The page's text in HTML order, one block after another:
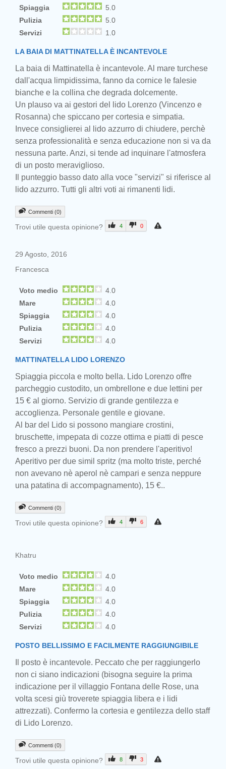
Spiaggia
5.0
Pulizia
5.0
Servizi
1.0
LA BAIA DI MATTINATELLA È INCANTEVOLE
La baia di Mattinatella è incantevole. Al mare turchese
dall'acqua limpidissima, fanno da cornice le falesie
bianche e la collina che degrada dolcemente.
Un plauso va ai gestori del lido Lorenzo (Vincenzo e
Rosanna) che spiccano per cortesia e simpatia.
Invece consiglierei al lido azzurro di chiudere, perchè
senza professionalità e senza educazione non si va da
nessuna parte. Anzi, si tende ad inquinare l'atmosfera
di un posto meraviglioso.
Il punteggio basso dato alla voce "servizi" si riferisce al
lido azzurro. Tutti gli altri voti ai rimanenti lidi.
Commenti (0)
Trovi utile questa opinione? 4 0
29 Agosto, 2016
Francesca
Voto medio
4.0
Mare
4.0
Spiaggia
4.0
Pulizia
4.0
Servizi
4.0
MATTINATELLA LIDO LORENZO
Spiaggia piccola e molto bella. Lido Lorenzo offre
parcheggio custodito, un ombrellone e due lettini per
15 € al giorno. Servizio di grande gentilezza e
accoglienza. Personale gentile e giovane.
Al bar del Lido si possono mangiare crostini,
bruschette, impepata di cozze ottima e piatti di pesce
fresco a prezzi buoni. Da non prendere l'aperitivo!
Aperitivo per due simil spritz (ma molto triste, perché
non avevano nè aperol nè campari e senza neppure
una patatina di accompagnamento), 15 €..
Commenti (0)
Trovi utile questa opinione? 4 6
Khatru
Voto medio
4.0
Mare
4.0
Spiaggia
4.0
Pulizia
4.0
Servizi
4.0
POSTO BELLISSIMO E FACILMENTE RAGGIUNGIBILE
Il posto è incantevole. Peccato che per raggiungerlo
non ci siano indicazioni (bisogna seguire la prima
indicazione per il villaggio Fontana delle Rose, una
volta scesi giù troverete spiaggia libera e i lidi
attrezzati). Confermo la cortesia e gentilezza dello staff
di Lido Lorenzo.
Commenti (0)
Trovi utile questa opinione? 8 3